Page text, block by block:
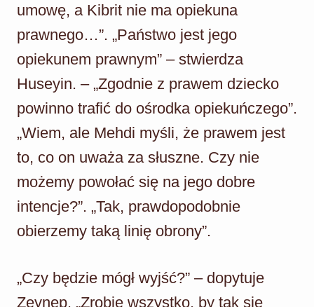
umowę, a Kibrit nie ma opiekuna
prawnego…”. „Państwo jest jego
opiekunem prawnym” – stwierdza
Huseyin. – „Zgodnie z prawem dziecko
powinno trafić do ośrodka opiekuńczego”.
„Wiem, ale Mehdi myśli, że prawem jest
to, co on uważa za słuszne. Czy nie
możemy powołać się na jego dobre
intencje?”. „Tak, prawdopodobnie
obierzemy taką linię obrony”.
„Czy będzie mógł wyjść?” – dopytuje
Zeynep. „Zrobię wszystko, by tak się